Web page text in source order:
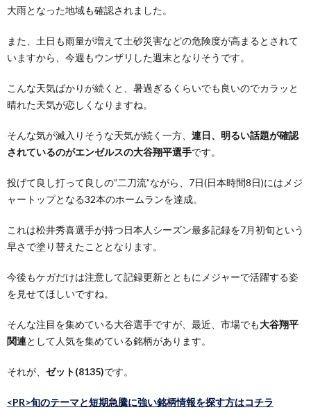
大雨となった地域も確認されました。
また、土日も雨量が増えて土砂災害などの危険度が高まるとされて
いますから、今週もウンザリした週末となりそうです。
こんな天気ばかりが続くと、暑過ぎるくらいでも良いのでカラッと
晴れた天気が恋しくなりますね。
そんな気が滅入りそうな天気が続く一方、 連日、明るい話題が確認
されているのがエンゼルスの大谷翔平選手です。
投げて良し打って良しの”二刀流”ながら、7日(日本時間8日)にはメジ
ャートップとなる32本のホームランを達成。
これは松井秀喜選手が持つ日本人シーズン最多記録を7月初旬という
早さで塗り替えたこととなります。
今後もケガだけは注意して記録更新とともにメジャーで活躍する姿
を見せてほしいですね。
そんな注目を集めている大谷選手ですが、最近、市場でも大谷翔平
関連として人気を集めている銘柄があります。
それが、 ゼット(8135)です。
<PR>旬のテーマと短期急騰に強い銘柄情報を探す方はコチラ